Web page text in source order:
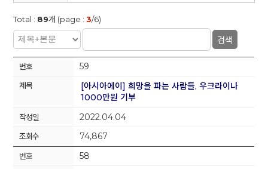
Total : 89개 (page :3/6)
검색
59
[아시아에이] 희망을 파는 사람들, 우크라이나
1000만원 기부
2022.04.04
74,867
58